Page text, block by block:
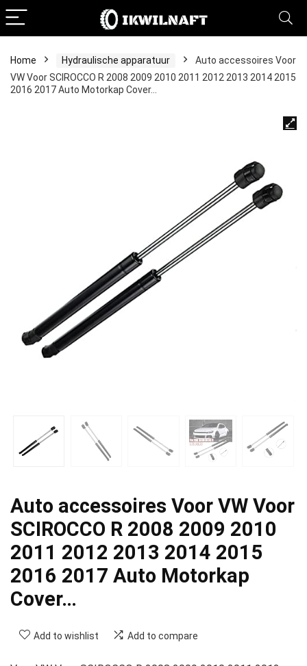
Home Hydraulische apparatuur
Auto accessoires Voor
VW Voor SCIROCCO R 2008 2009 2010 2011 2012 2013 2014 2015
2016 2017 Auto Motorkap Cover…
Auto accessoires Voor VW Voor
SCIROCCO R 2008 2009 2010
2011 2012 2013 2014 2015
2016 2017 Auto Motorkap
Cover…
Add to wishlist Add to compare